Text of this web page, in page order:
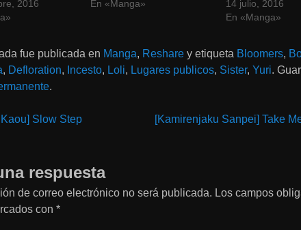
2016
En «Manga»
14 julio, 2016
En «Manga»
fue publicada en Manga, Resharey etiqueta Bloomers,
, Defloration, Incesto, Loli, Lugares publicos, Sister, Yuri.
.
Slow Step
[Kamirenjaku Sanpei] Take
respuesta
de correo electrónico no será publicada. Los campos
con *